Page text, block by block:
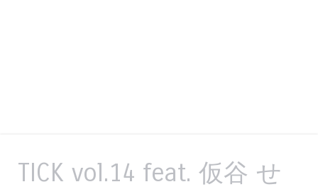
TICK vol.14 feat. 仮谷 せ